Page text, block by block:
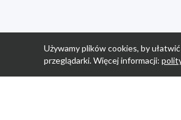
Używamy plików cookies, by
przeglądarki. Więcej informacji: